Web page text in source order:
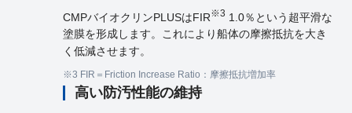
CMPバイオクリンPLUSはFIR※3 1.0％という超平滑な
塗膜を形成します。これにより船体の摩擦抵抗を大き
く低減させます。
※3 FIR＝Friction Increase Ratio：摩擦抵抗増加率
⾼い防汚性能の維持